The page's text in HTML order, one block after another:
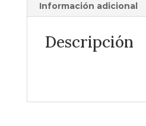
Información adicional
Descripción